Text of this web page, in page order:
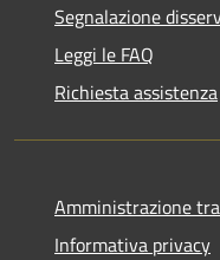
Segnalazione
Leggi le FAQ
Richiesta assistenza
Amministrazione
Informativa privacy